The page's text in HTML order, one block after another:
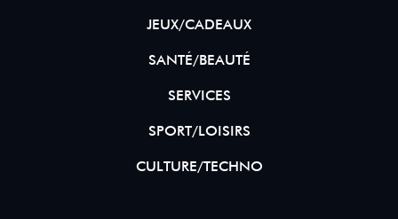
JEUX/CADEAUX
SANTÉ/BEAUTÉ
SERVICES
SPORT/LOISIRS
CULTURE/TECHNO